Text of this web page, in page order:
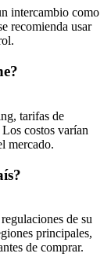
intercambio como
recomienda usar
tarifas de
costos varían
mercado.
de su
principales,
de comprar.